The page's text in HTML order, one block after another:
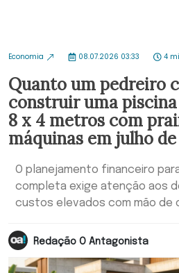
Economia 08.07.2026 03:33 4
Quanto um pedreiro
construir uma
8 x 4 metros com
máquinas em julho
O planejamento financeiro
completa exige atenção aos
custos elevados com mão de
Redação O Antagonista